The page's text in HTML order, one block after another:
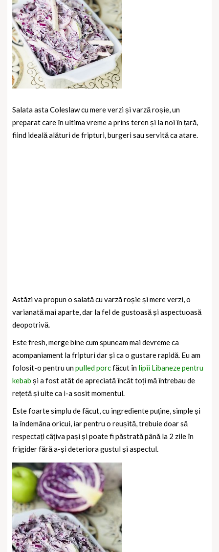
Salata asta Coleslaw cu mere verzi și varză roșie, un
preparat care în ultima vreme a prins teren și la noi în țară,
fiind ideală alături de fripturi, burgeri sau servită ca atare.
Astăzi va propun o salată cu varză roșie și mere verzi, o
varianată mai aparte, dar la fel de gustoasă și aspectuoasă
deopotrivă.
Este fresh, merge bine cum spuneam mai devreme ca
acompaniament la fripturi dar și ca o gustare rapidă. Eu am
folosit-o pentru unpulled porcfăcut în lipii Libaneze pentru
kebab și a fost atât de apreciată încât toți mă întrebau de
rețetă și uite ca i-a sosit momentul.
Este foarte simplu de făcut, cu ingrediente puține, simple și
la îndemâna oricui, iar pentru o reușită, trebuie doar să
respectați câțiva pași și poate fi păstrată până la 2 zile în
frigider fără a-și deteriora gustul și aspectul.